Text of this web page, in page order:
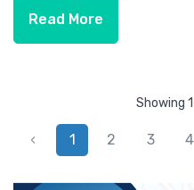
Read More
Showing
‹ 1 2 3 4